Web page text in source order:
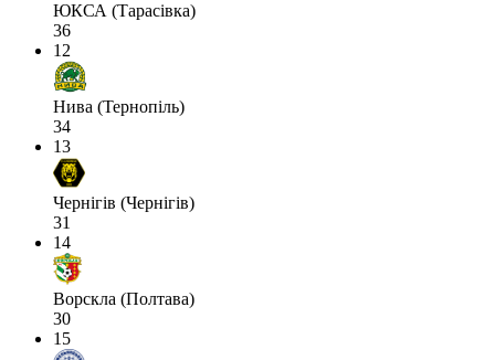
ЮКСА (Тарасівка)
36
12
Нива (Тернопіль)
34
13
Чернігів (Чернігів)
31
14
Ворскла (Полтава)
30
15